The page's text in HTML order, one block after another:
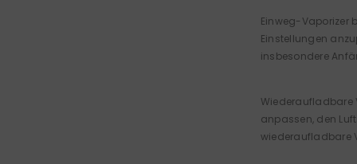
Einweg-Vaporizer
Einstellungen
insbesondere
Wiederaufladbare
anpassen, den
wiederaufladbare